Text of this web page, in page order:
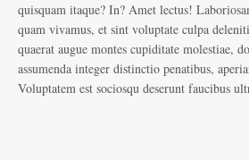
quisquam itaque? In? Amet lectus!
quam vivamus, et sint voluptate culpa
quaerat augue montes cupiditate molestiae,
assumenda integer distinctio penatibus,
Voluptatem est sociosqu deserunt faucibus